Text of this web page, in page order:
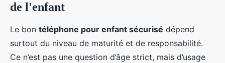
de l'enfant
Le bon téléphone pour enfant sécurisé dépend
surtout du niveau de maturité et de responsabilité.
Ce n’est pas une question d’âge strict, mais d’usage